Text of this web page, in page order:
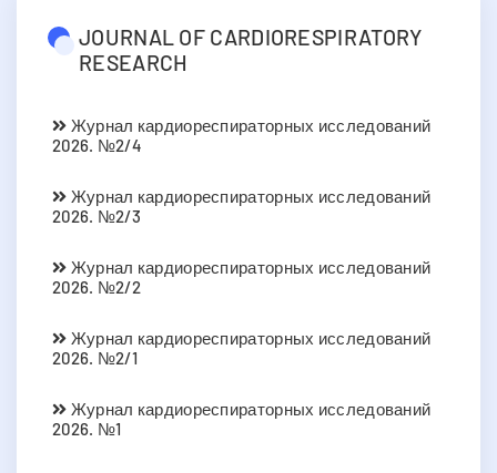
JOURNAL OF CARDIORESPIRATORY
RESEARCH
Журнал кардиореспираторных исследований
2026. №2/4
Журнал кардиореспираторных исследований
2026. №2/3
Журнал кардиореспираторных исследований
2026. №2/2
Журнал кардиореспираторных исследований
2026. №2/1
Журнал кардиореспираторных исследований
2026. №1